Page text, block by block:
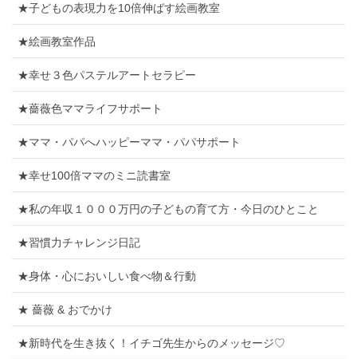
★子どもの表現力を10倍伸ばす絵画教室
★絵画教室作品
★幸せ３色パステルアートセラピー
★薔薇色ママライフサポート
★ママ・パパへハッピーママ・パパサポート
★幸せ100倍ママのミニ読書室
★私の年収１０００万円の子どもの育て方・今日のひとこと
★習慣力チャレンジ日記
★身体・心においしい食べ物＆行動
★ 薔薇 & おでかけ
★新時代を生き抜く！イチゴ先生からのメッセージ♡